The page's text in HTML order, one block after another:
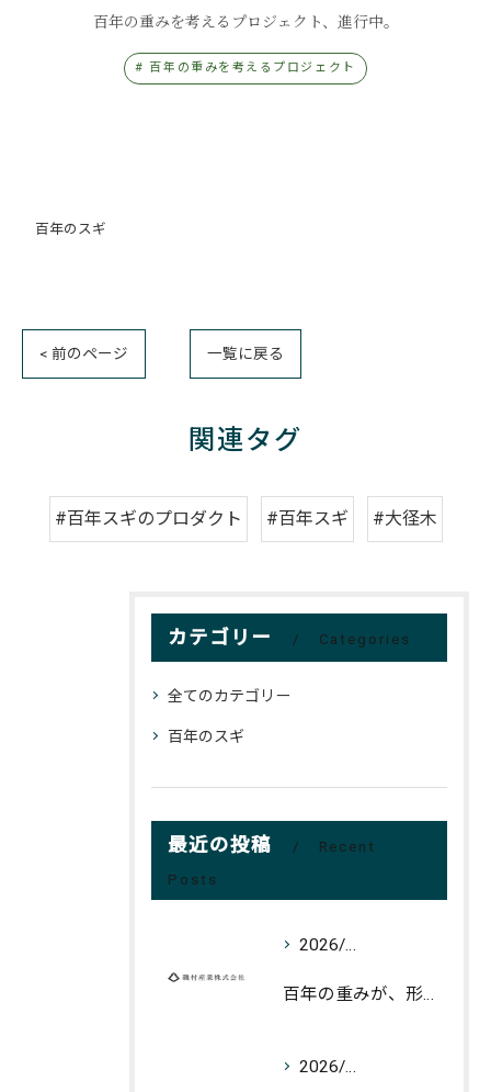
百年の重みを考えるプロジェクト、進行中。
# 百年の重みを考えるプロジェクト
百年のスギ
< 前のページ 一覧に戻る
関連タグ
#百年スギのプロダクト #百年スギ #大径木
カテゴリー Categories
全てのカテゴリー
百年のスギ
最近の投稿
Recent
Posts
2026/06/21
百年の重みが、形になりはじめた。
2026/05/26